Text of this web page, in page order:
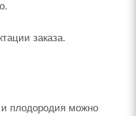
заказа.
и плодородия можно